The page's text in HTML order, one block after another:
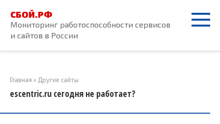
контенту
СБОЙ.РФ
Мониторинг работоспособности сервисов
и сайтов в России
Главная » Другие сайты
escentric.ru сегодня не работает?